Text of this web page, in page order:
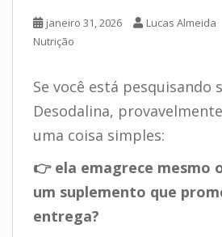
janeiro 31, 2026 Lucas Almeida
Nutrição
Se você está pesquisando
Desodalina,
uma coisa simples:
👉 ela emagrece mesmo
um suplemento que
entrega?